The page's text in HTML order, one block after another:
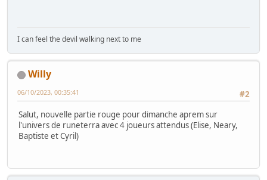
I can feel the devil walking next to me
Willy
#2
06/10/2023, 00:35:41
Salut, nouvelle partie rouge pour dimanche aprem sur
l'univers de runeterra avec 4 joueurs attendus (Elise, Neary,
Baptiste et Cyril)